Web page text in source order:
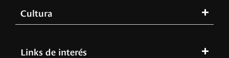
Cultura
Links de interés